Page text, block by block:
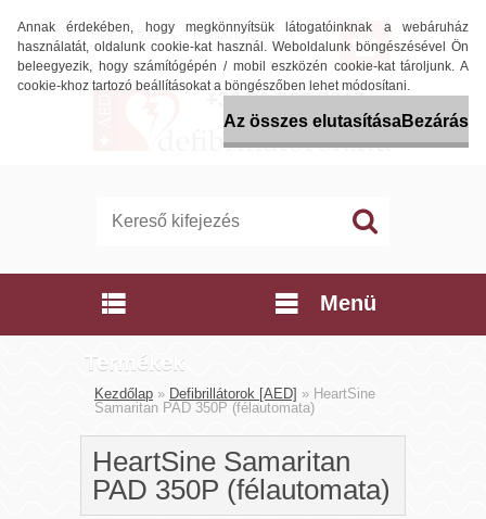
Annak érdekében, hogy megkönnyítsük látogatóinknak a webáruház
használatát, oldalunk cookie-kat használ. Weboldalunk böngészésével Ön
beleegyezik, hogy számítógépén / mobil eszközén cookie-kat tároljunk. A
cookie-khoz tartozó beállításokat a böngészőben lehet módosítani.
Az összes elutasításaBezárás
Bejelentkezés Regisztráció
Termékek
Menü
Kezdőlap » Defibrillátorok [AED] » HeartSine
Samaritan PAD 350P (félautomata)
HeartSine Samaritan
PAD 350P (félautomata)